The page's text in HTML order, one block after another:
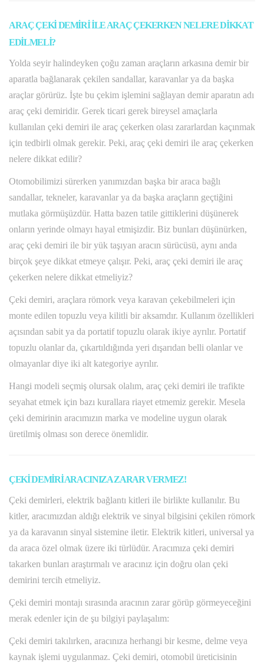
ARAÇ ÇEKİ DEMİRİ İLE ARAÇ ÇEKERKEN NELERE DİKKAT
EDİLMELİ?
Yolda seyir halindeyken çoğu zaman araçların arkasına demir bir
aparatla bağlanarak çekilen sandallar, karavanlar ya da başka
araçlar görürüz. İşte bu çekim işlemini sağlayan demir aparatın adı
araç çeki demiridir. Gerek ticari gerek bireysel amaçlarla
kullanılan çeki demiri ile araç çekerken olası zararlardan kaçınmak
için tedbirli olmak gerekir. Peki, araç çeki demiri ile araç çekerken
nelere dikkat edilir?
Otomobilimizi sürerken yanımızdan başka bir araca bağlı
sandallar, tekneler, karavanlar ya da başka araçların geçtiğini
mutlaka görmüşüzdür. Hatta bazen tatile gittiklerini düşünerek
onların yerinde olmayı hayal etmişizdir. Biz bunları düşünürken,
araç çeki demiri ile bir yük taşıyan aracın sürücüsü, aynı anda
birçok şeye dikkat etmeye çalışır. Peki, araç çeki demiri ile araç
çekerken nelere dikkat etmeliyiz?
Çeki demiri, araçlara römork veya karavan çekebilmeleri için
monte edilen topuzlu veya kilitli bir aksamdır. Kullanım özellikleri
açısından sabit ya da portatif topuzlu olarak ikiye ayrılır. Portatif
topuzlu olanlar da, çıkartıldığında yeri dışarıdan belli olanlar ve
olmayanlar diye iki alt kategoriye ayrılır.
Hangi modeli seçmiş olursak olalım, araç çeki demiri ile trafikte
seyahat etmek için bazı kurallara riayet etmemiz gerekir. Mesela
çeki demirinin aracımızın marka ve modeline uygun olarak
üretilmiş olması son derece önemlidir.
ÇEKİ DEMİRİ ARACINIZA ZARAR VERMEZ!
Çeki demirleri, elektrik bağlantı kitleri ile birlikte kullanılır. Bu
kitler, aracımızdan aldığı elektrik ve sinyal bilgisini çekilen römork
ya da karavanın sinyal sistemine iletir. Elektrik kitleri, universal ya
da araca özel olmak üzere iki türlüdür. Aracımıza çeki demiri
takarken bunları araştırmalı ve aracınız için doğru olan çeki
demirini tercih etmeliyiz.
Çeki demiri montajı sırasında aracının zarar görüp görmeyeceğini
merak edenler için de şu bilgiyi paylaşalım:
Çeki demiri takılırken, aracınıza herhangi bir kesme, delme veya
kaynak işlemi uygulanmaz. Çeki demiri, otomobil üreticisinin